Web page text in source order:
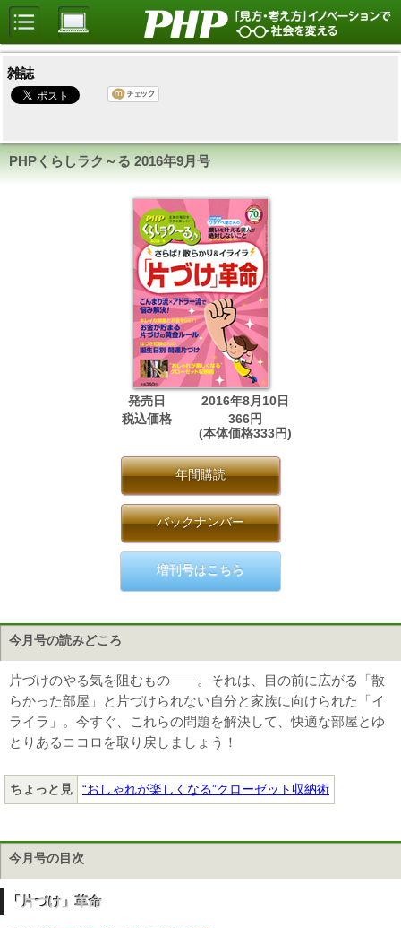
雑誌
PHPくらしラク～る 2016年9月号
発売日
2016年8月10日
税込価格
366円
(本体価格333円)
年間購読
バックナンバー
増刊号はこちら
今月号の読みどころ
片づけのやる気を阻むもの――。それは、目の前に広がる「散
らかった部屋」と片づけられない自分と家族に向けられた「イ
ライラ」。今すぐ、これらの問題を解決して、快適な部屋とゆ
とりあるココロを取り戻しましょう！
ちょっと見 “おしゃれが楽しくなる”クローゼット収納術
今月号の目次
「片づけ」革命